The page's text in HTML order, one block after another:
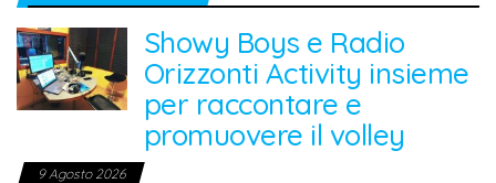
Showy Boys e Radio
Orizzonti Activity insieme
per raccontare e
promuovere il volley
9 Agosto 2026